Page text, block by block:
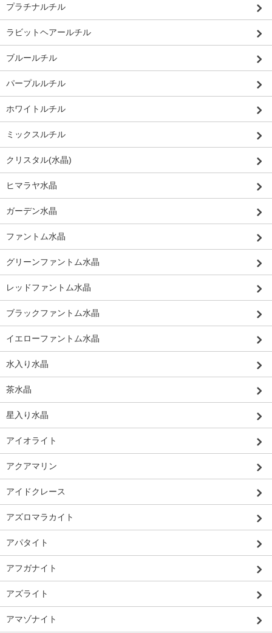
プラチナルチル
ラビットヘアールチル
ブルールチル
パープルルチル
ホワイトルチル
ミックスルチル
クリスタル(水晶)
ヒマラヤ水晶
ガーデン水晶
ファントム水晶
グリーンファントム水晶
レッドファントム水晶
ブラックファントム水晶
イエローファントム水晶
水入り水晶
茶水晶
星入り水晶
アイオライト
アクアマリン
アイドクレース
アズロマラカイト
アパタイト
アフガナイト
アズライト
アマゾナイト